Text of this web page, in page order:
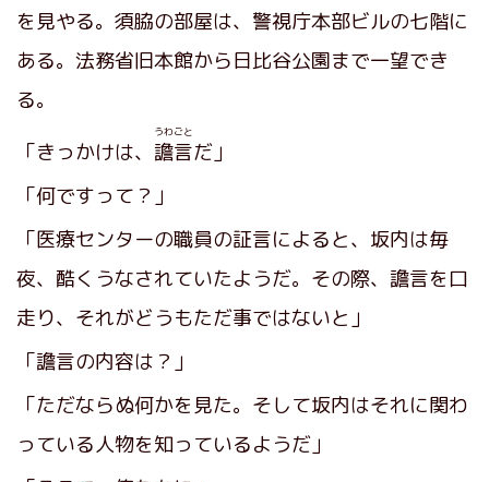
を見やる。須脇の部屋は、警視庁本部ビルの七階に
ある。法務省旧本館から日比谷公園まで一望でき
る。
「きっかけは、 譫言
うわごと
だ」
「何ですって？」
「医療センターの職員の証言によると、坂内は毎
夜、酷くうなされていたようだ。その際、譫言を口
走り、それがどうもただ事ではないと」
「譫言の内容は？」
「ただならぬ何かを見た。そして坂内はそれに関わ
っている人物を知っているようだ」